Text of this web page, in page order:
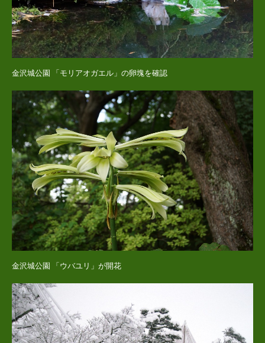
金沢城公園 「モリアオガエル」の卵塊を確認
金沢城公園 「ウバユリ」が開花